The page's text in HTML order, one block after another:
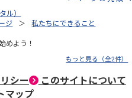
ル）
ジ
私たちにできること
めよう！
もっと見る（全2件）
シー
このサイトについて
マップ